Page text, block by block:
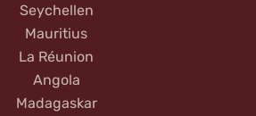
Seychellen
Mauritius
La Réunion
Angola
Madagaskar